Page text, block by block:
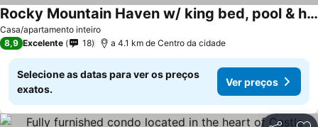
Casa/apartamento inteiro
Rocky Mountain Haven w/ king bed, pool & hot tub
Ver preços
8,9 Excelente 18 a 4.1 km de Centro da cidade
Selecione as datas para ver os preços
exatos.
Ver preços